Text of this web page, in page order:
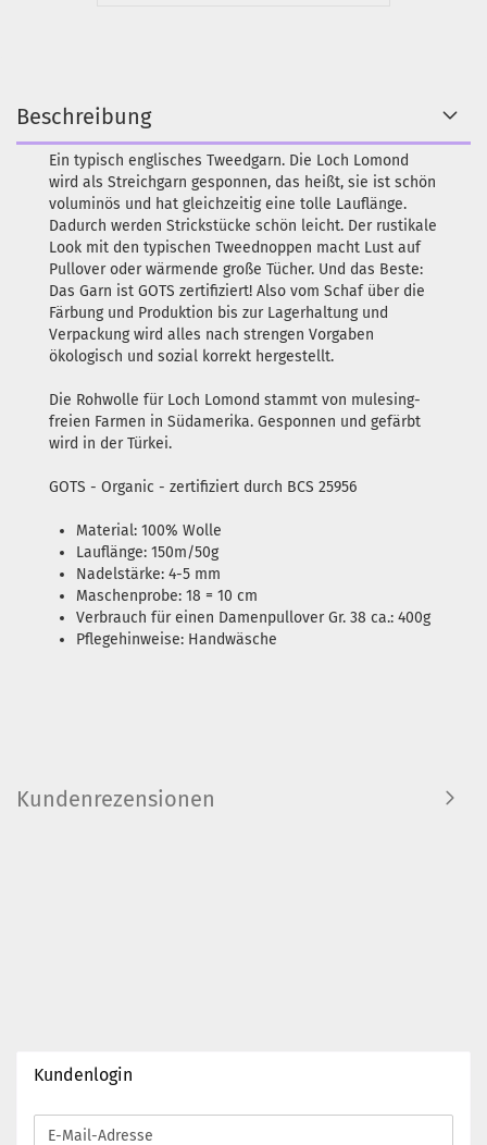
Beschreibung
Ein typisch englisches Tweedgarn. Die Loch Lomond
wird als Streichgarn gesponnen, das heißt, sie ist schön
voluminös und hat gleichzeitig eine tolle Lauflänge.
Dadurch werden Strickstücke schön leicht. Der rustikale
Look mit den typischen Tweednoppen macht Lust auf
Pullover oder wärmende große Tücher. Und das Beste:
Das Garn ist GOTS zertifiziert! Also vom Schaf über die
Färbung und Produktion bis zur Lagerhaltung und
Verpackung wird alles nach strengen Vorgaben
ökologisch und sozial korrekt hergestellt.
Die Rohwolle für Loch Lomond stammt von mulesing-
freien Farmen in Südamerika. Gesponnen und gefärbt
wird in der Türkei.
GOTS - Organic - zertifiziert durch BCS 25956
Material: 100% Wolle
Lauflänge: 150m/50g
Nadelstärke: 4-5 mm
Maschenprobe: 18 = 10 cm
Verbrauch für einen Damenpullover Gr. 38 ca.: 400g
Pflegehinweise: Handwäsche
Kundenrezensionen
Kundenlogin
E-